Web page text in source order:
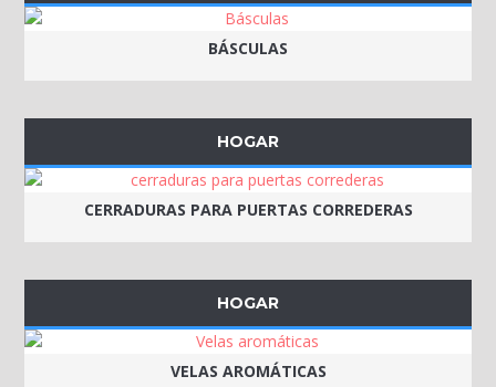
BÁSCULAS
HOGAR
CERRADURAS PARA PUERTAS CORREDERAS
HOGAR
VELAS AROMÁTICAS